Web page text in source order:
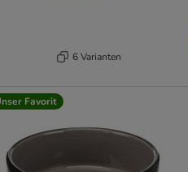
6 Varianten
Favorit